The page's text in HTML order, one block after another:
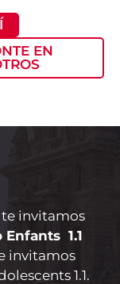
EN
te invitamos
Enfants 1.1
invitamos
1.1.